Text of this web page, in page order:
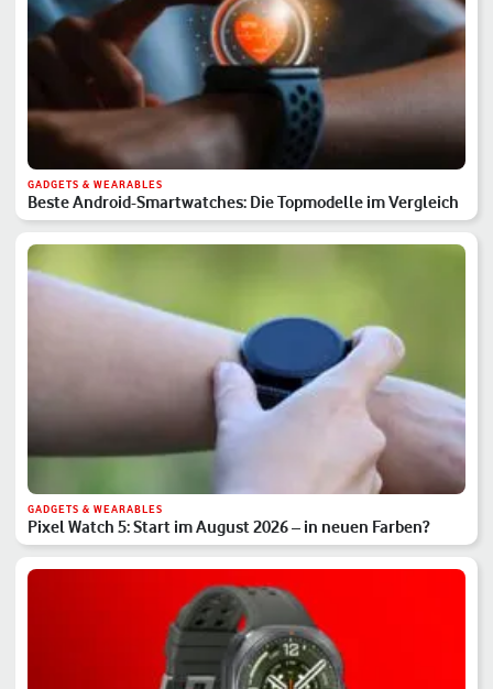
GADGETS & WEARABLES
Beste Android-Smartwatches: Die Topmodelle im Vergleich
GADGETS & WEARABLES
Pixel Watch 5: Start im August 2026 – in neuen Farben?